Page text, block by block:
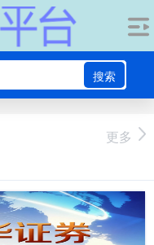
搜索
更多